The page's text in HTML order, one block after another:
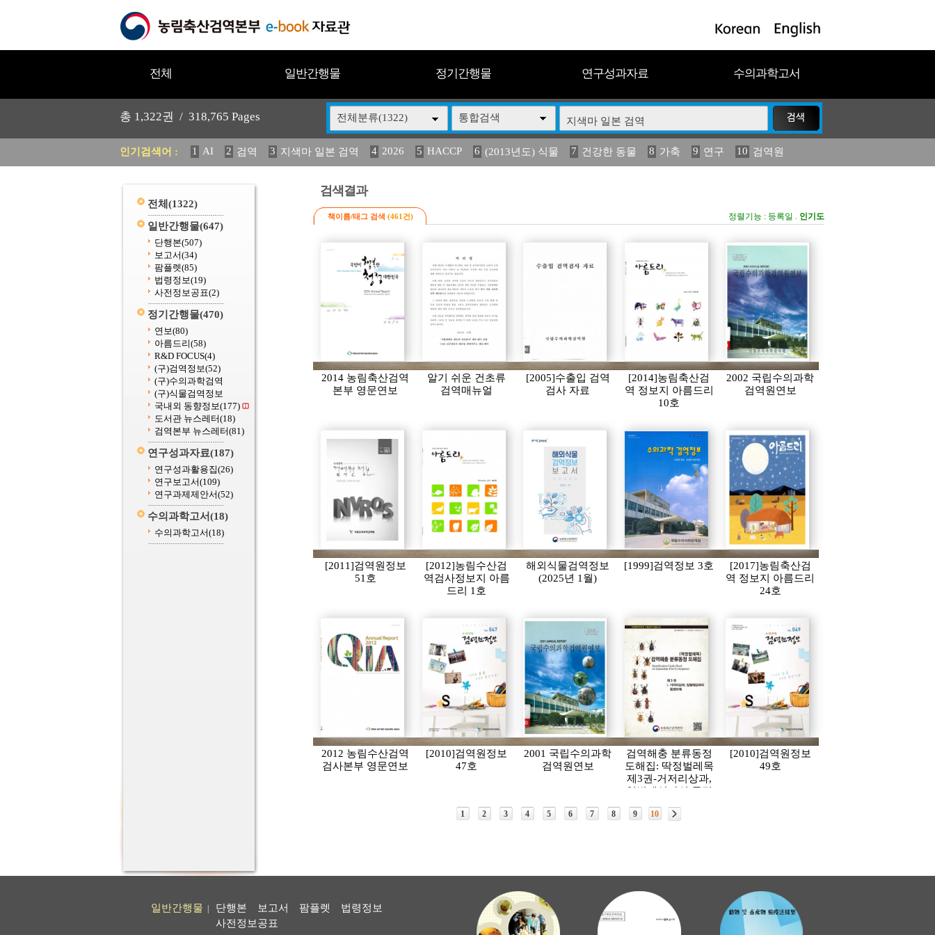
전체 일반간행물 정기간행물 연구성과자료 수의과학고서
총 1,322권 / 318,765 Pages 전체분류(1322) 통합검색
인기검색어 : 1 AI 2 검역 3 지색마 일본 검역 4 2026 5 HACCP 6 (2013년도) 식물 7 건강한 동물 8 가축 9 연구 10 검역원
11 2025 12 중독성 식물 도감 13 (2013년도) 식 14 媛 異 15 구제역 16 관리 17 연보 18 농림수산 19 2023
전체 (1322)
일반간행물(647)
단행본(507)
보고서(34)
팜플렛(85)
법령정보(19)
사전정보공표(2)
정기간행물(470)
연보(80)
아름드리(58)
R&D FOCUS(4)
(구)검역정보(52)
(구)수의과학검역
(구)식물검역정보
국내외 동향정보(177)
도서관 뉴스레터(18)
검역본부 뉴스레터(81)
연구성과자료(187)
연구성과활용집(26)
연구보고서(109)
연구과제제안서(52)
수의과학고서(18)
수의과학고서(18)
검색결과
책이름/태그 검색 (461건) 정렬기능 : 등록일 . 인기도
2014 농림축산검역
본부 영문연보
알기 쉬운 건초류
검역매뉴얼
[2005]수출입 검역
검사 자료
[2014]농림축산검
역 정보지 아름드리
10호
2002 국립수의과학
검역원연보
[2011]검역원정보
51호
[2012]농림수산검
역검사정보지 아름
드리 1호
해외식물검역정보
(2025년 1월)
[1999]검역정보 3호
[2017]농림축산검
역 정보지 아름드리
24호
2012 농림수산검역
검사본부 영문연보
[2010]검역원정보
47호
2001 국립수의과학
검역원연보
검역해충 분류동정
도해집: 딱정벌레목
제3권-거저리상과,
잎벌레상과의 동정
[2010]검역원정보
49호
1 2 3 4 5 6 7 8 9 10
일반간행물 단행본 보고서 팜플렛
법령정보
사전정보공표